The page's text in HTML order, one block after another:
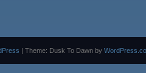
| Theme: Dusk To Dawn by